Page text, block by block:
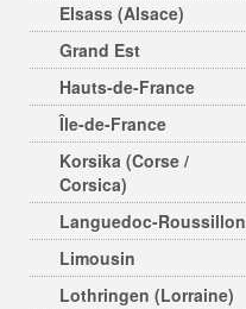
Elsass (Alsace)
Grand Est
Hauts-de-France
Île-de-France
Korsika (Corse /
Corsica)
Languedoc-Roussillon
Limousin
Lothringen (Lorraine)